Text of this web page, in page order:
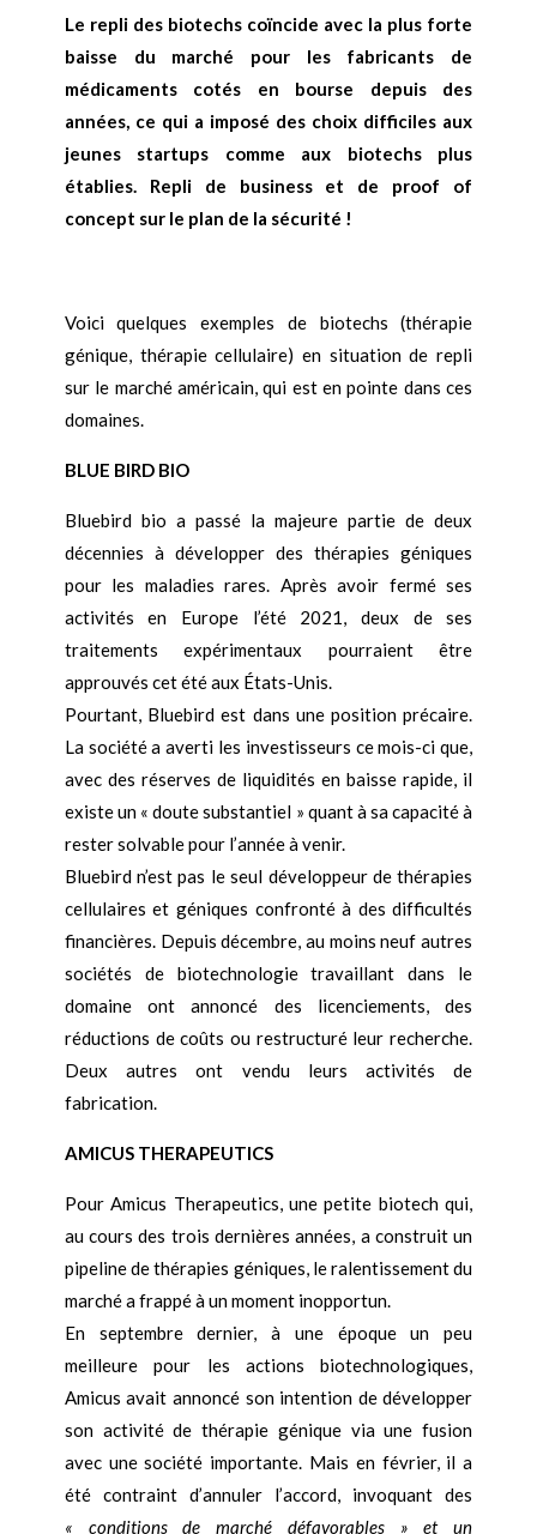
Le repli des biotechs coïncide avec la plus forte
baisse du marché pour les fabricants de
médicaments cotés en bourse depuis des
années, ce qui a imposé des choix difficiles aux
jeunes startups comme aux biotechs plus
établies. Repli de business et de proof of
concept sur le plan de la sécurité !
Voici quelques exemples de biotechs (thérapie
génique, thérapie cellulaire) en situation de repli
sur le marché américain, qui est en pointe dans ces
domaines.
BLUE BIRD BIO
Bluebird bio a passé la majeure partie de deux
décennies à développer des thérapies géniques
pour les maladies rares. Après avoir fermé ses
activités en Europe l’été 2021, deux de ses
traitements expérimentaux pourraient être
approuvés cet été aux États-Unis.
Pourtant, Bluebird est dans une position précaire.
La société a averti les investisseurs ce mois-ci que,
avec des réserves de liquidités en baisse rapide, il
existe un « doute substantiel » quant à sa capacité à
rester solvable pour l’année à venir.
Bluebird n’est pas le seul développeur de thérapies
cellulaires et géniques confronté à des difficultés
financières. Depuis décembre, au moins neuf autres
sociétés de biotechnologie travaillant dans le
domaine ont annoncé des licenciements, des
réductions de coûts ou restructuré leur recherche.
Deux autres ont vendu leurs activités de
fabrication.
AMICUS THERAPEUTICS
Pour Amicus Therapeutics, une petite biotech qui,
au cours des trois dernières années, a construit un
pipeline de thérapies géniques, le ralentissement du
marché a frappé à un moment inopportun.
En septembre dernier, à une époque un peu
meilleure pour les actions biotechnologiques,
Amicus avait annoncé son intention de développer
son activité de thérapie génique via une fusion
avec une société importante. Mais en février, il a
été contraint d’annuler l’accord, invoquant des
« conditions de marché défavorables » et un